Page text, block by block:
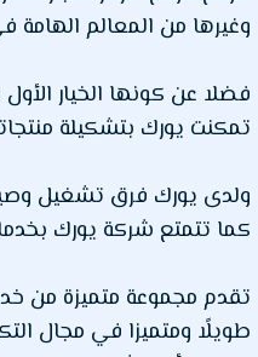
وغيرها من المعالم الهامة
فضلا عن كونها الخيار
تمكنت يورك بتشكيلة
ولدى يورك فرق تشغيل
كما تتمتع شركة يورك
تقدم مجموعة متميزة من
طويلًا ومتميزا في مجال